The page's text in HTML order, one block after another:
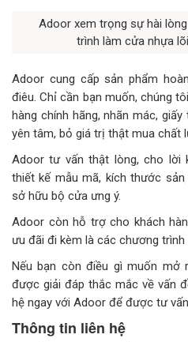
Adoor xem trọng sự hài
trình làm cửa nhựa
Adoor cung cấp sản phẩm
điêu. Chỉ cần bạn muốn, chúng
hàng chính hãng, nhãn mác,
yên tâm, bỏ giá trị thật mua chất
Adoor tư vấn thật lòng, cho lời
thiết kế mẫu mã, kích thước sản
sở hữu bộ cửa ưng ý.
Adoor còn hỗ trợ cho khách
ưu đãi đi kèm là các chương trình
Nếu bạn còn điều gì muốn mở
được giải đáp thắc mắc về vấn
hệ ngay với Adoor để được tư
Thông tin liên hệ